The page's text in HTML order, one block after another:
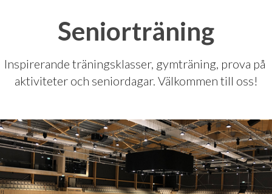
Seniorträning
Inspirerande träningsklasser, gymträning, prova på
aktiviteter och seniordagar. Välkommen till oss!